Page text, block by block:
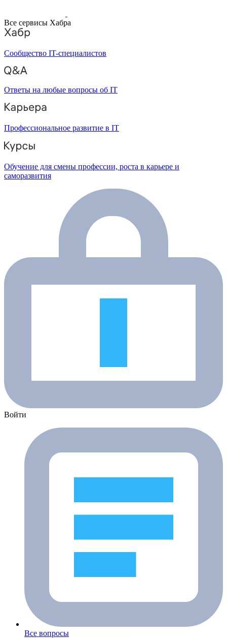
Все сервисы Хабра
Сообщество IT-специалистов
Ответы на любые вопросы об IT
Профессиональное развитие в IT
Обучение для смены профессии, роста в карьере и
саморазвития
Войти
Все вопросы